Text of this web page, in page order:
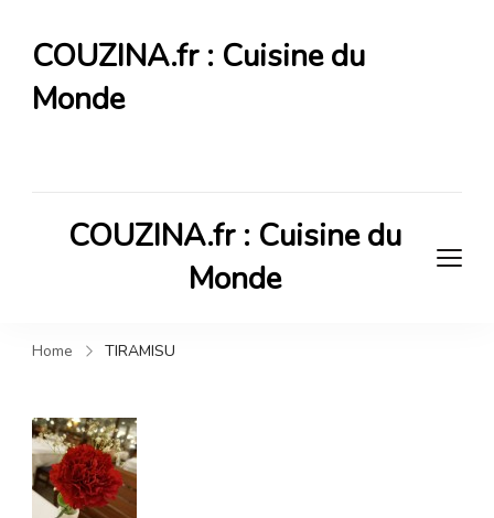
COUZINA.fr : Cuisine du
Monde
COUZINA.fr : Cuisine du
Monde
Home TIRAMISU